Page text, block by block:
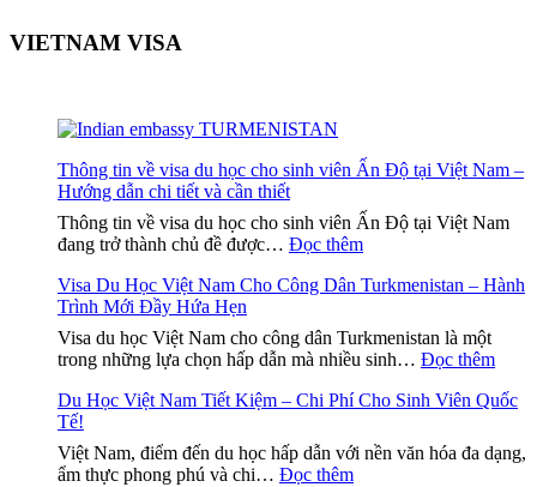
VIETNAM VISA
Thông tin về visa du học cho sinh viên Ấn Độ tại Việt Nam –
Hướng dẫn chi tiết và cần thiết
Thông tin về visa du học cho sinh viên Ấn Độ tại Việt Nam
đang trở thành chủ đề được… Đọc thêm:
tin
visa
du
học
cho
sinh
Ấn
Visa Du Học Việt Nam Cho Công Dân Turkmenistan – Hành
Trình Mới Đầy Hứa Hẹn
Visa du học Việt Nam cho công dân Turkmenistan là một
trong những lựa chọn hấp dẫn mà nhiều sinh… Đọc thêm:
Du
Việt
Nam
Du Học Việt Nam Tiết Kiệm – Chi Phí Cho Sinh Viên Quốc
Tế!
Việt Nam, điểm đến du học hấp dẫn với nền văn hóa đa dạng,
ẩm thực phong phú và chi… Đọc thêm: